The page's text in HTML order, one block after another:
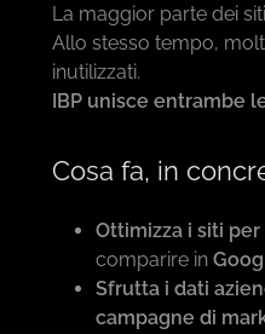
La maggior parte dei
Allo stesso tempo,
inutilizzati.
IBP unisce entrambe
Cosa fa, in
Ottimizza i siti per
comparire in
Sfrutta i dati
campagne di